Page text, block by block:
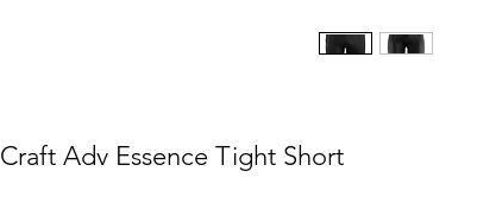
Craft Adv Essence Tight Short